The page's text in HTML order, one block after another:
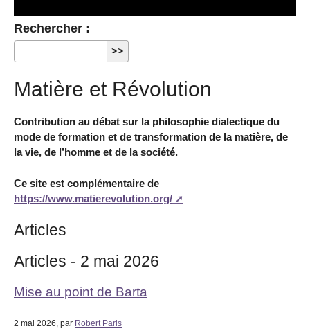
Rechercher :
Matière et Révolution
Contribution au débat sur la philosophie dialectique du
mode de formation et de transformation de la matière, de
la vie, de l’homme et de la société.
Ce site est complémentaire de
https://www.matierevolution.org/
Articles
Articles - 2 mai 2026
Mise au point de Barta
2 mai 2026, par Robert Paris